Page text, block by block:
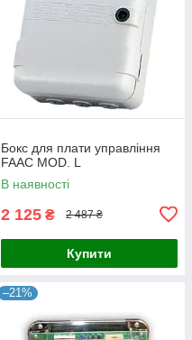
Бокс для плати управління
FAAC MOD. L
В наявності
2 125 ₴ 2 487 ₴
Купити
–21%